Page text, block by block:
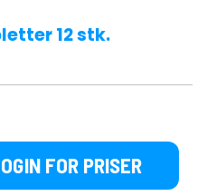
12 stk.
FOR PRISER